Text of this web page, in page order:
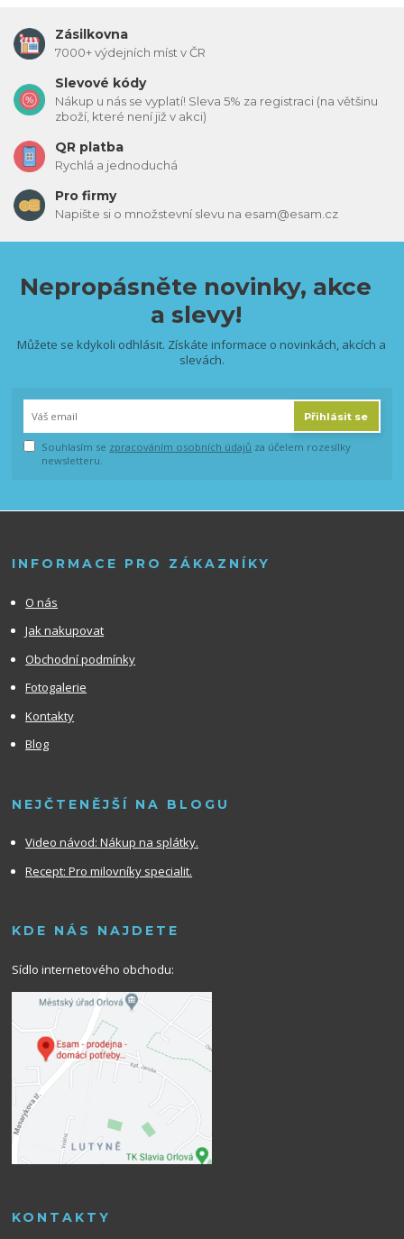
Zásilkovna
7000+ výdejních míst v ČR
Slevové kódy
Nákup u nás se vyplatí! Sleva 5% za registraci (na většinu
zboží, které není již v akci)
QR platba
Rychlá a jednoduchá
Pro firmy
Napište si o množstevní slevu na esam@esam.cz
Nepropásněte novinky, akce
a slevy!
Můžete se kdykoli odhlásit. Získáte informace o novinkách, akcích a
slevách.
Přihlásit se
Souhlasím se zpracováním osobních údajů za účelem rozesílky
newsletteru.
INFORMACE PRO ZÁKAZNÍKY
O nás
Jak nakupovat
Obchodní podmínky
Fotogalerie
Kontakty
Blog
NEJČTENĚJŠÍ NA BLOGU
Video návod:Nákup na splátky.
Recept: Pro milovníky specialit.
KDE NÁS NAJDETE
Sídlo internetového obchodu:
KONTAKTY